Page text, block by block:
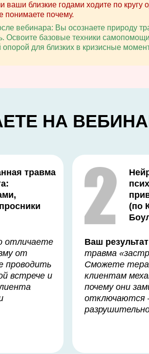
вебинара: Вы осознаете природу
Освоите базовые техники
опорой для близких в кризисные
близкие годами ходите по кругу
понимаете почему.
НА
(по
Ваш
травма
Сможете
клиентам
почему они
отключаются
отличаете
от
проводить
встрече и
травма